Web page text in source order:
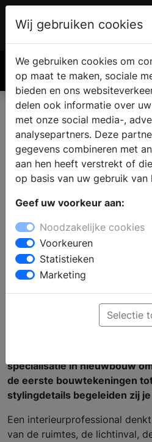
Stylisten per woonruimte - Nieuwbouw
Interieurprofessionals
Een nieuwbouwwoning biedt
mogelijkheden, maar het kan
Hoe zorg je ervoor dat jouw
functioneel is, maar ook
en wensen? Hier komt een
specialisatie in nieuwbouw
de eerste bouwtekeningen
stylingdetails begeleiden zij
Een interieurprofessional
van de ruimtes, de lichtinval,
Wij gebruiken cookies
We gebruiken cookies om
op maat te maken, sociale
bieden en ons
delen ook informatie over
met onze social media-,
analysepartners. Deze
gegevens combineren met
aan hen heeft verstrekt of
op basis van uw gebruik van
Geef uw voorkeur aan:
Noodzakelijke cookies
Voorkeuren
Statistieken
Marketing
Selectie